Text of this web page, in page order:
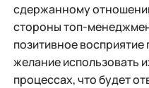
сдержанному
стороны топ-
позитивное
желание использовать
процессах, что будет